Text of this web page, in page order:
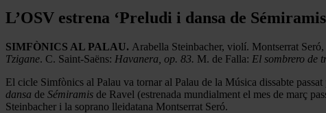
L’OSV estrena ‘Preludi i dansa de
SIMFÒNICS AL PALAU. Arabella Steinbacher, violí. Montserrat
Tzigane. C. Saint-Saëns: Havanera, op. 83. M. de Falla: El sombrero de
El cicle Simfònics al Palau va tornar al Palau de la Música dissabte
dansa de Sémiramis de Ravel (estrenada mundialment el mes de març
Steinbacher i la soprano lleidatana Montserrat Seró.